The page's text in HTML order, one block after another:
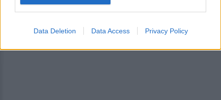
Data Deletion Data Access Privacy Policy